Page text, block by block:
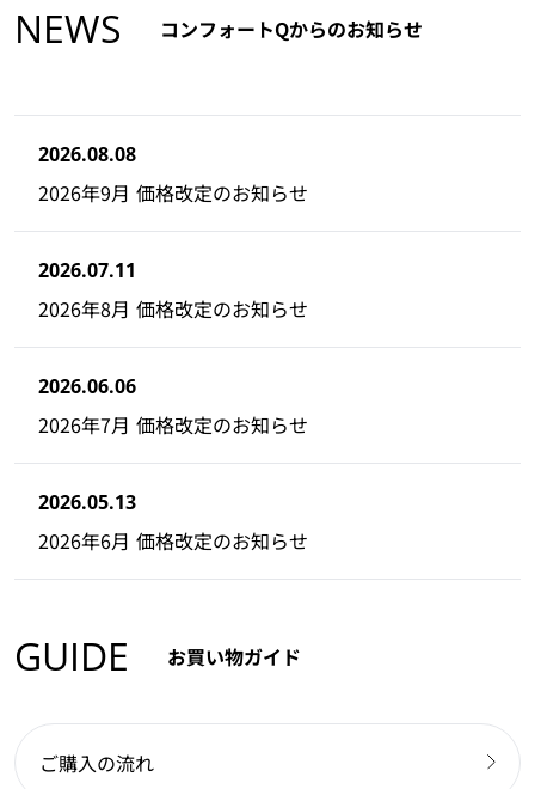
NEWS コンフォートQからのお知らせ
2026.08.08
2026年9月 価格改定のお知らせ
2026.07.11
2026年8月 価格改定のお知らせ
2026.06.06
2026年7月 価格改定のお知らせ
2026.05.13
2026年6月 価格改定のお知らせ
GUIDE お買い物ガイド
ご購入の流れ